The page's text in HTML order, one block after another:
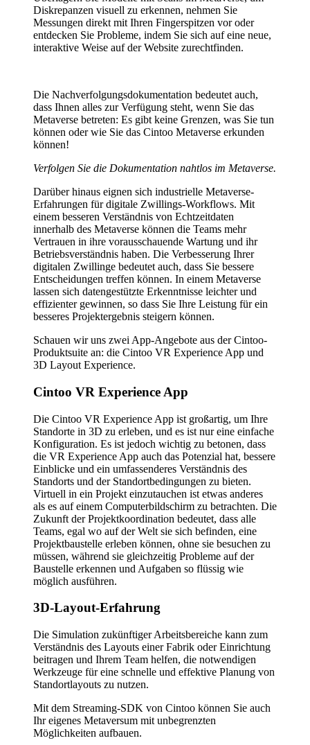
Diskrepanzen visuell zu erkennen, nehmen Sie
Messungen direkt mit Ihren Fingerspitzen vor oder
entdecken Sie Probleme, indem Sie sich auf eine neue,
interaktive Weise auf der Website zurechtfinden.
Die Nachverfolgungsdokumentation bedeutet auch,
dass Ihnen alles zur Verfügung steht, wenn Sie das
Metaverse betreten: Es gibt keine Grenzen, was Sie tun
können oder wie Sie das Cintoo Metaverse erkunden
können!
Verfolgen Sie die Dokumentation nahtlos im Metaverse.
Darüber hinaus eignen sich industrielle Metaverse-
Erfahrungen für digitale Zwillings-Workflows. Mit
einem besseren Verständnis von Echtzeitdaten
innerhalb des Metaverse können die Teams mehr
Vertrauen in ihre vorausschauende Wartung und ihr
Betriebsverständnis haben. Die Verbesserung Ihrer
digitalen Zwillinge bedeutet auch, dass Sie bessere
Entscheidungen treffen können. In einem Metaverse
lassen sich datengestützte Erkenntnisse leichter und
effizienter gewinnen, so dass Sie Ihre Leistung für ein
besseres Projektergebnis steigern können.
Schauen wir uns zwei App-Angebote aus der Cintoo-
Produktsuite an: die Cintoo VR Experience App und
3D Layout Experience.
Cintoo VR Experience App
Die Cintoo VR Experience App ist großartig, um Ihre
Standorte in 3D zu erleben, und es ist nur eine einfache
Konfiguration. Es ist jedoch wichtig zu betonen, dass
die VR Experience App auch das Potenzial hat, bessere
Einblicke und ein umfassenderes Verständnis des
Standorts und der Standortbedingungen zu bieten.
Virtuell in ein Projekt einzutauchen ist etwas anderes
als es auf einem Computerbildschirm zu betrachten. Die
Zukunft der Projektkoordination bedeutet, dass alle
Teams, egal wo auf der Welt sie sich befinden, eine
Projektbaustelle erleben können, ohne sie besuchen zu
müssen, während sie gleichzeitig Probleme auf der
Baustelle erkennen und Aufgaben so flüssig wie
möglich ausführen.
3D-Layout-Erfahrung
Die Simulation zukünftiger Arbeitsbereiche kann zum
Verständnis des Layouts einer Fabrik oder Einrichtung
beitragen und Ihrem Team helfen, die notwendigen
Werkzeuge für eine schnelle und effektive Planung von
Standortlayouts zu nutzen.
Mit dem Streaming-SDK von Cintoo können Sie auch
Ihr eigenes Metaversum mit unbegrenzten
Möglichkeiten aufbauen.